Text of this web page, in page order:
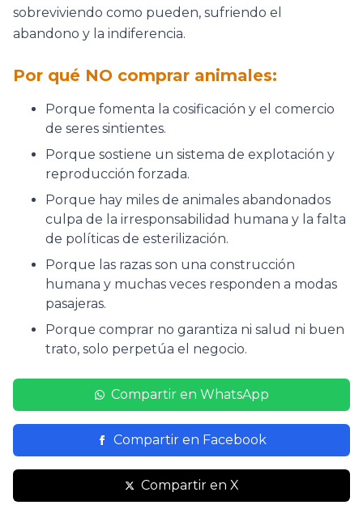
sobreviviendo como pueden, sufriendo el
abandono y la indiferencia.
Por qué NO comprar animales:
Porque fomenta la cosificación y el comercio
de seres sintientes.
Porque sostiene un sistema de explotación y
reproducción forzada.
Porque hay miles de animales abandonados
culpa de la irresponsabilidad humana y la falta
de políticas de esterilización.
Porque las razas son una construcción
humana y muchas veces responden a modas
pasajeras.
Porque comprar no garantiza ni salud ni buen
trato, solo perpetúa el negocio.
Compartir en WhatsApp
Compartir en Facebook
Compartir en X